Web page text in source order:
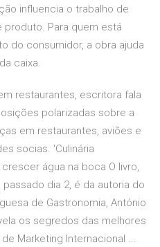
influencia o trabalho de
Para quem está
do consumidor, a obra ajuda
caixa.
restaurantes, escritora fala
polarizadas sobre a
em restaurantes, aviões e
socias. 'Culinária
água na boca O livro,
dia 2, é da autoria do
de Gastronomia, António
os segredos das melhores
Marketing Internacional ...